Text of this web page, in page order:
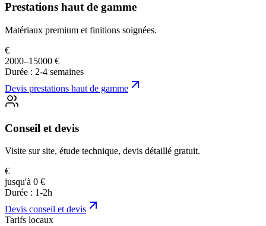
Prestations haut de gamme
Matériaux premium et finitions soignées.
€
2000–15000 €
Durée : 2-4 semaines
Devis prestations haut de gamme
Conseil et devis
Visite sur site, étude technique, devis détaillé gratuit.
€
jusqu'à 0 €
Durée : 1-2h
Devis conseil et devis
Tarifs locaux